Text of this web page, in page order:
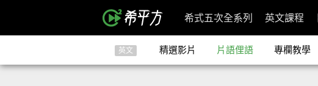
希式五次全系列 英文課程
英文 精選影片 片語俚語 專欄教學